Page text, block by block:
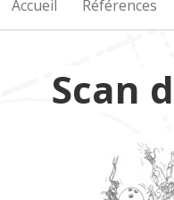
Accueil Références
Scan